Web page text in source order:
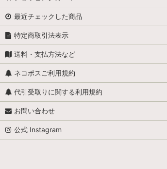
最近チェックした商品
特定商取引法表示
送料・支払方法など
ネコポスご利用規約
代引受取りに関する利用規約
お問い合わせ
公式 Instagram